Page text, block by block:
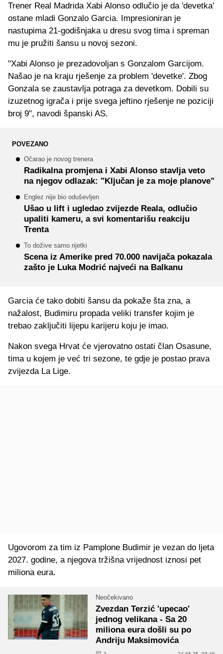
Trener Real Madrida Xabi Alonso odlučio je da 'devetka'
ostane mladi Gonzalo Garcia. Impresioniran je
nastupima 21-godišnjaka u dresu svog tima i spreman
mu je pružiti šansu u novoj sezoni.
"Xabi Alonso je prezadovoljan s Gonzalom Garcijom.
Našao je na kraju rješenje za problem 'devetke'. Zbog
Gonzala se zaustavlja potraga za devetkom. Dobili su
izuzetnog igrača i prije svega jeftino rješenje ne poziciji
broj 9", navodi španski AS.
POVEZANO
Očarao je novog trenera
Radikalna promjena i Xabi Alonso stavlja veto
na njegov odlazak: "Ključan je za moje planove"
Englez nije bio oduševljen
Ušao u lift i ugledao zvijezde Reala, odlučio
upaliti kameru, a svi komentarišu reakciju
Trenta
To dožive samo rijetki
Scena iz Amerike pred 70.000 navijača pokazala
zašto je Luka Modrić najveći na Balkanu
Garcia će tako dobiti šansu da pokaže šta zna, a
nažalost, Budimiru propada veliki transfer kojim je
trebao zaključiti lijepu karijeru koju je imao.
Nakon svega Hrvat će vjerovatno ostati član Osasune,
tima u kojem je već tri sezone, te gdje je postao prava
zvijezda La Lige.
Ugovorom za tim iz Pamplone Budimir je vezan do ljeta
2027. godine, a njegova tržišna vrijednost iznosi pet
miliona eura.
Neočekivano
Zvezdan Terzić 'upecao'
jednog velikana - Sa 20
miliona eura došli su po
Andriju Maksimovića